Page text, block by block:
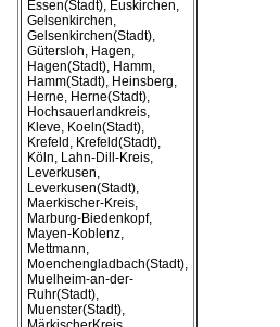
Essen(Stadt), Euskirchen,
Gelsenkirchen,
Gelsenkirchen(Stadt),
Gütersloh, Hagen,
Hagen(Stadt), Hamm,
Hamm(Stadt), Heinsberg,
Herne, Herne(Stadt),
Hochsauerlandkreis,
Kleve, Koeln(Stadt),
Krefeld, Krefeld(Stadt),
Köln, Lahn-Dill-Kreis,
Leverkusen,
Leverkusen(Stadt),
Maerkischer-Kreis,
Marburg-Biedenkopf,
Mayen-Koblenz,
Mettmann,
Moenchengladbach(Stadt),
Muelheim-an-der-
Ruhr(Stadt),
Muenster(Stadt),